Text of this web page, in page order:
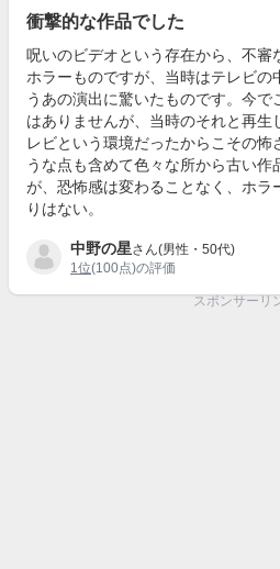
衝撃的な作品でした
呪いのビデオという存在から、不審
ホラーものですが、当時はテレビの
うあの演出に驚いたものです。今
はありませんが、当時のそれと再生
レビという環境だったからこその怖
うな点も含めて色々な所から古い作
が、恐怖感は変わることなく、ホラ
りはない。
中野の星さん(男性・50代)
1位(100点)の評価
スポンサーリ